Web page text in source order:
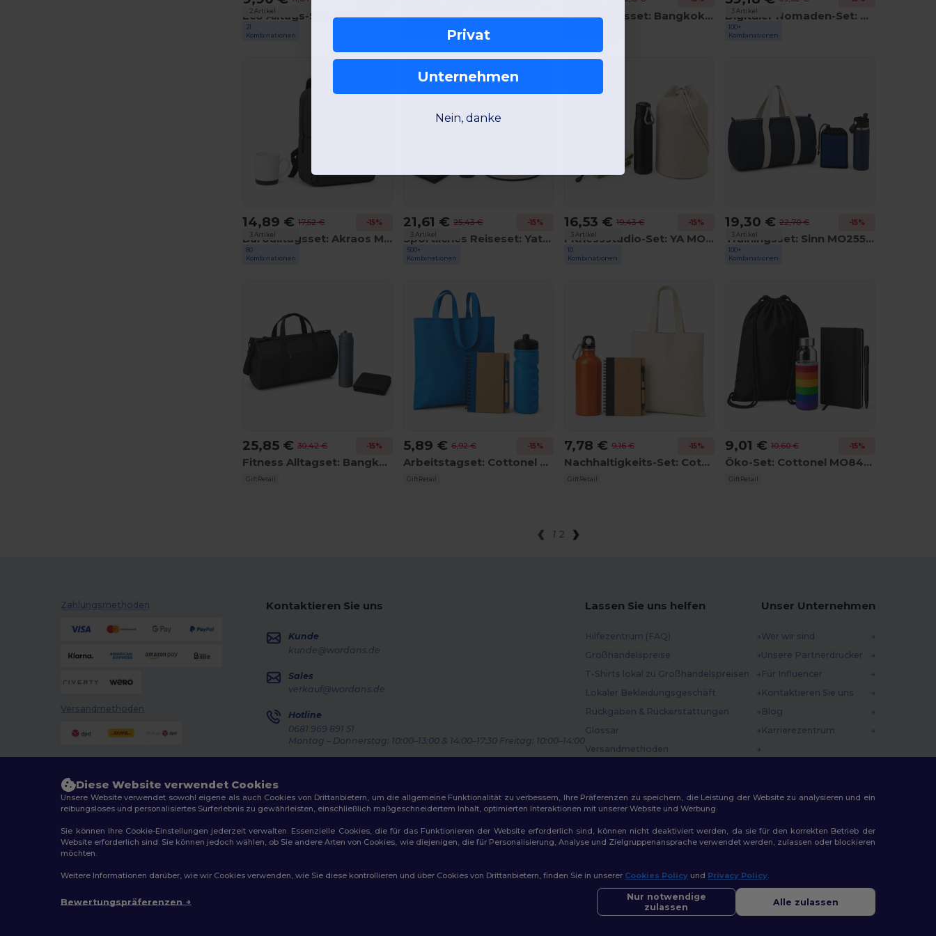
Eco Alltags-Set: Cottonel Colour MO9268 + Utah RPET MO9910 + Bern MO8893 + Arpu MO6835
GiftRetail
Fernarbeitsset: Bangkok Rolltop MO2178 + Allthere MO2234 Digitaler Nomaden-Set: Bai Roll MO2230 + Powerset MO8827 + Ruby MO6533
GiftRetail
2 Artikel
21
Kombinationen
14,89 € 17,52 € -15%
Büroalltagsset: Akraos MO2318 + Sublimcoly MO8422
GiftRetail
Kombinationen
21,61 € 25,43 € -15%
Sportliches Reiseset: Yatch IT1639 + Noeka MO2716 + Atoll MO2760
GiftRetail
16,53 € 19,43 € -15%
Fitnessstudio-Set: YA MO8368 + Cordle MO2413 + Drye KC6333
GiftRetail
3 Artikel
100+
Kombinationen
19,30 € 22,70 € -15%
Trainingsset: Sinn MO2550 + Suma Grip MO2775 + Tuko MO9025
GiftRetail
3 Artikel
80
Kombinationen
25,85 € 30,42 € -15%
Fitness Alltagset: Bangkok MO2644 + Toien MO2988 + Taoru MO9024
GiftRetail
3 Artikel
500+
Kombinationen
5,89 € 6,92 € -15%
Arbeitstagset: Cottonel MO9268 + Spot Fresh MO2938 + Sonora IT3775
GiftRetail
3 Artikel
10
Kombinationen
7,78 € 9,16 € -15%
Nachhaltigkeits-Set: Cottonel MO9267 + Remid MO2403 + Sonora MO9859
GiftRetail
3 Artikel
100+
Kombinationen
9,01 € 10,60 € -15%
Öko-Set: Cottonel MO8484 + Utah Glass MO9358 + Nota MO2524
GiftRetail
1 2
Zahlungsmethoden
Versandmethoden
Kontaktieren Sie uns
Kunde
kunde@wordans.de
Sales
verkauf@wordans.de
Hotline
0681 969 891 51
Montag – Donnerstag: 10:00–13:00 & 14:00–17:30 Freitag: 10:00–14:00
Lassen Sie uns helfen
Hilfezentrum (FAQ)
Großhandelspreise
T-Shirts lokal zu Großhandelspreisen
Lokaler Bekleidungsgeschäft
Rückgaben & Rückerstattungen
Glossar
Versandmethoden
Unser Unternehmen
Wer wir sind
Unsere Partnerdrucker
Für Influencer
Kontaktieren Sie uns
Blog
Karrierezentrum
2026. Alle Rechte vorbehalten
Diese Website verwendet Cookies
Unsere Website verwendet sowohl eigene als auch Cookies von Drittanbietern, um die allgemeine Funktionalität zu verbessern, Ihre Präferenzen zu speichern, die Leistung der Website zu analysieren und ein
reibungsloses und personalisiertes Surferlebnis zu gewährleisten, einschließlich maßgeschneidertem Inhalt, optimierten Interaktionen mit unserer Website und Werbung.
Sie können Ihre Cookie-Einstellungen jederzeit verwalten. Essenzielle Cookies, die für das Funktionieren der Website erforderlich sind, können nicht deaktiviert werden, da sie für den korrekten Betrieb der
Website erforderlich sind. Sie können jedoch wählen, ob Sie andere Arten von Cookies, wie diejenigen, die für Personalisierung, Analyse und Zielgruppenansprache verwendet werden, zulassen oder blockieren
möchten.
Weitere Informationen darüber, wie wir Cookies verwenden, wie Sie diese kontrollieren und über Cookies von Drittanbietern, finden Sie in unserer Cookies Policy und Privacy Policy.
Bewertungspräferenzen
Nur notwendige
zulassen
Alle zulassen
Privat
Unternehmen
Nein, danke